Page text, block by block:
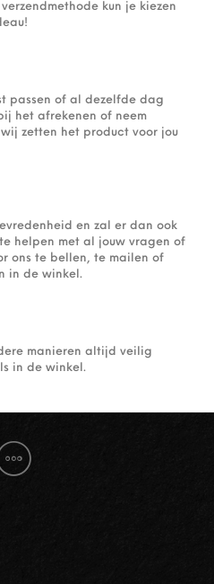
kun je kiezen
passen of al dezelfde dag
het afrekenen of neem
zetten het product voor jou
en zal er dan ook
helpen met al jouw vragen of
ons te bellen, te mailen of
in de winkel.
manieren altijd veilig
in de winkel.